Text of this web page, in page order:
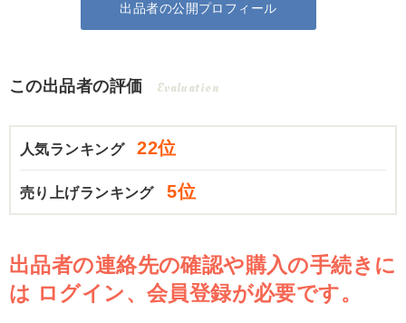
出品者の公開プロフィール
この出品者の評価 Evaluation
人気ランキング 22位
売り上げランキング 5位
出品者の連絡先の確認や購入の手続きに
は ログイン、会員登録が必要です。